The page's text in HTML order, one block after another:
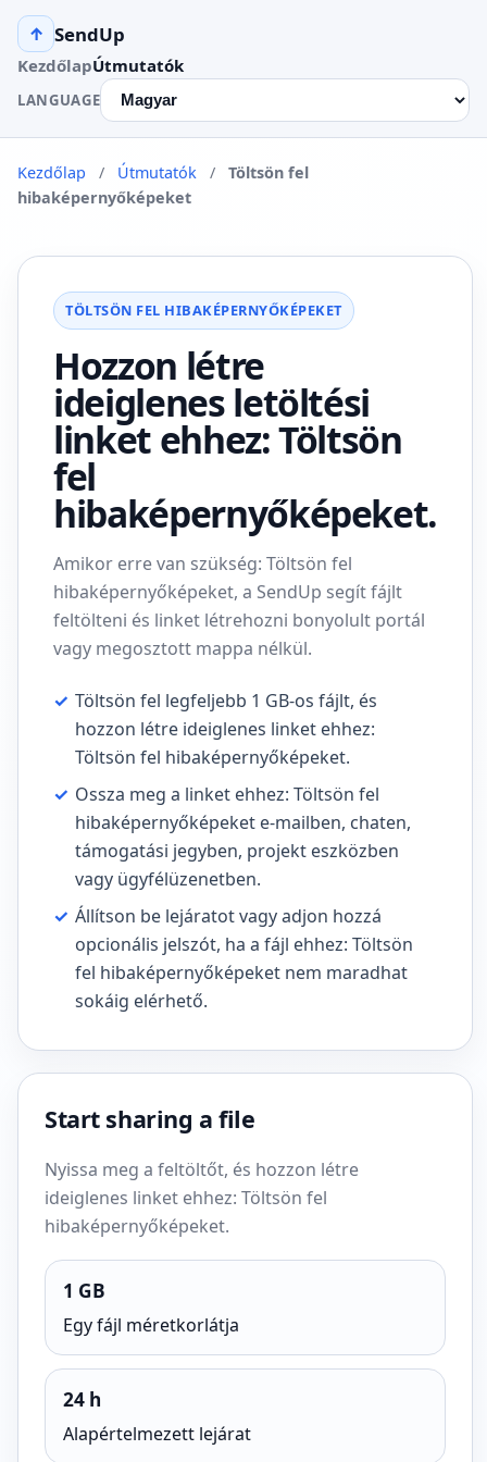
↑ SendUp
KezdőlapÚtmutatók
LANGUAGE
Kezdőlap / Útmutatók /
Töltsön fel
hibaképernyőképeket
TÖLTSÖN FEL HIBAKÉPERNYŐKÉPEKET
Hozzon létre
ideiglenes letöltési
linket ehhez: Töltsön
fel
hibaképernyőképeket.
Amikor erre van szükség: Töltsön fel
hibaképernyőképeket, a SendUp segít fájlt
feltölteni és linket létrehozni bonyolult portál
vagy megosztott mappa nélkül.
✓ Töltsön fel legfeljebb 1 GB-os fájlt, és
hozzon létre ideiglenes linket ehhez:
Töltsön fel hibaképernyőképeket.
✓ Ossza meg a linket ehhez: Töltsön fel
hibaképernyőképeket e-mailben, chaten,
támogatási jegyben, projekt eszközben
vagy ügyfélüzenetben.
✓ Állítson be lejáratot vagy adjon hozzá
opcionális jelszót, ha a fájl ehhez: Töltsön
fel hibaképernyőképeket nem maradhat
sokáig elérhető.
Start sharing a file
Nyissa meg a feltöltőt, és hozzon létre
ideiglenes linket ehhez: Töltsön fel
hibaképernyőképeket.
1 GB
Egy fájl méretkorlátja
24 h
Alapértelmezett lejárat